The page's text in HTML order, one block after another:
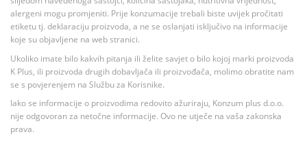
alergeni mogu promjeniti. Prije konzumacije trebali biste uvijek pročitati
etiketu tj. deklaraciju proizvoda, a ne se oslanjati isključivo na informacije
koje su objavljene na web stranici.
Ukoliko imate bilo kakvih pitanja ili želite savjet o bilo kojoj marki proizvoda
K Plus, ili proizvoda drugih dobavljača ili proizvođača, molimo obratite nam
se s povjerenjem na Službu za Korisnike.
Iako se informacije o proizvodima redovito ažuriraju, Konzum plus d.o.o.
nije odgovoran za netočne informacije. Ovo ne utječe na vaša zakonska
prava.